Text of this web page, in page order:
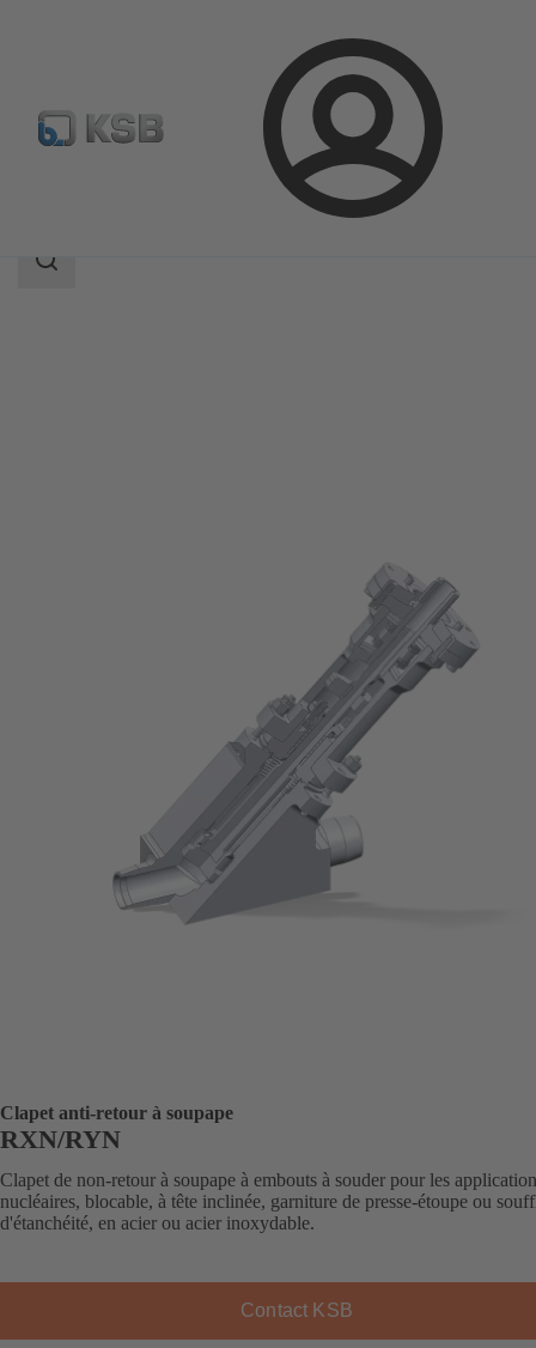
Connexion
Catalogue produits RXN/RYN
Champ
Clapet anti-retour à soupape
RXN/RYN
Clapet de non-retour à soupape à embouts à souder pour les
nucléaires, blocable, à tête inclinée, garniture de presse-étoupe ou
d'étanchéité, en acier ou acier inoxydable.
Contact KSB